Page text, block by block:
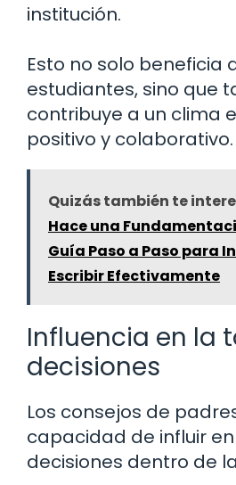
institución.
Esto no solo beneficia
estudiantes, sino que
contribuye a un clima
positivo y colaborativo.
Quizás también te
Hace una
Guía Paso a Paso para
Escribir Efectivamente
Influencia en la
decisiones
Los consejos de
capacidad de influir
decisiones dentro de